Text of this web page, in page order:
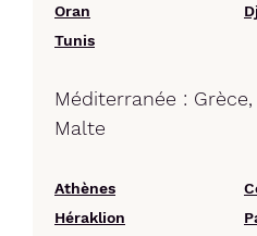
Oran
Tunis
Méditerranée :
Malte
Athènes
Héraklion